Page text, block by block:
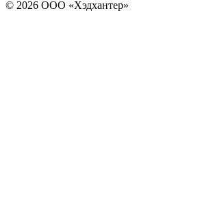
© 2026 ООО «Хэдхантер»